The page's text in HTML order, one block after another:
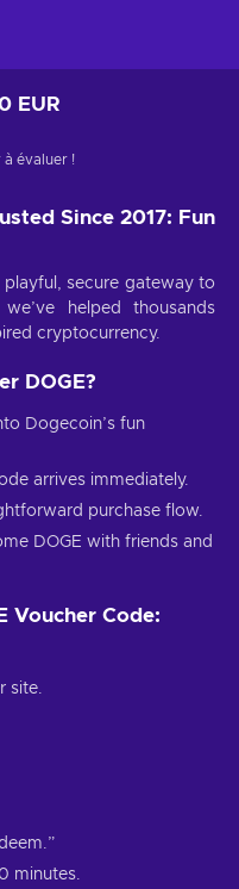
EUR
à évaluer !
Since 2017: Fun
secure gateway to
helped thousands
cryptocurrency.
DOGE?
Dogecoin’s fun
arrives immediately.
purchase flow.
DOGE with friends and
Voucher Code:
site.
minutes.